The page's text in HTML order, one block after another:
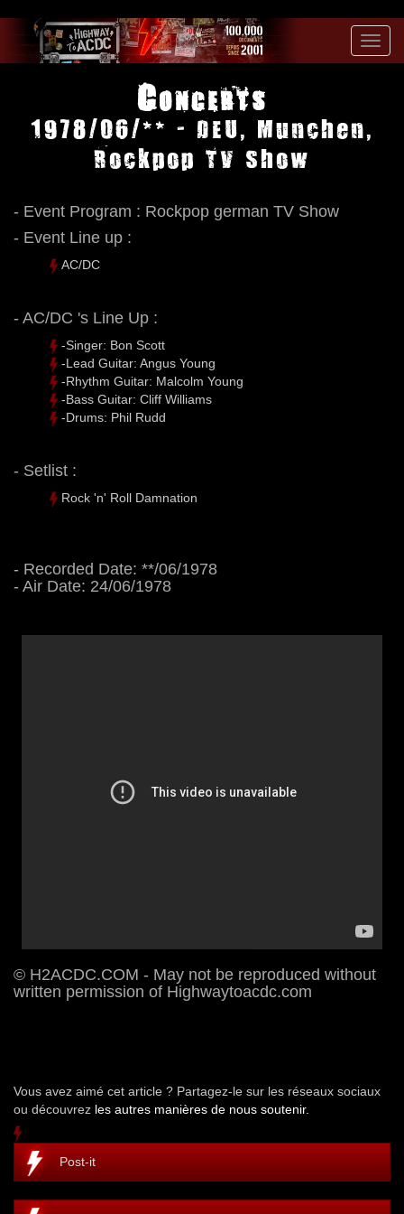
Concerts
1978/06/** - DEU, Munchen,
Rockpop TV Show
- Event Program : Rockpop german TV Show
- Event Line up :
AC/DC
- AC/DC 's Line Up :
-Singer: Bon Scott
-Lead Guitar: Angus Young
-Rhythm Guitar: Malcolm Young
-Bass Guitar: Cliff Williams
-Drums: Phil Rudd
- Setlist :
Rock 'n' Roll Damnation
- Recorded Date: **/06/1978
- Air Date: 24/06/1978
© H2ACDC.COM - May not be reproduced without
written permission of Highwaytoacdc.com
Vous avez aimé cet article ? Partagez-le sur les réseaux sociaux
ou découvrez les autres manières de nous soutenir.
Post-it